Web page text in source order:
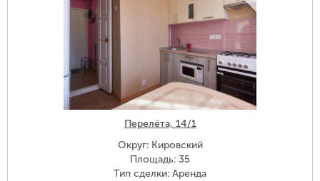
Перелёта, 14/1
Округ: Кировский
Площадь: 35
Тип сделки: Аренда